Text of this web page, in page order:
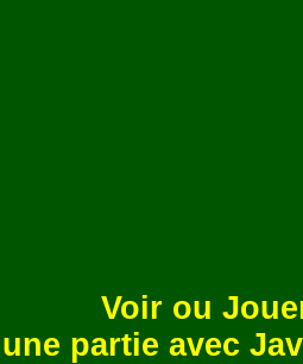
Voir ou
une partie avec